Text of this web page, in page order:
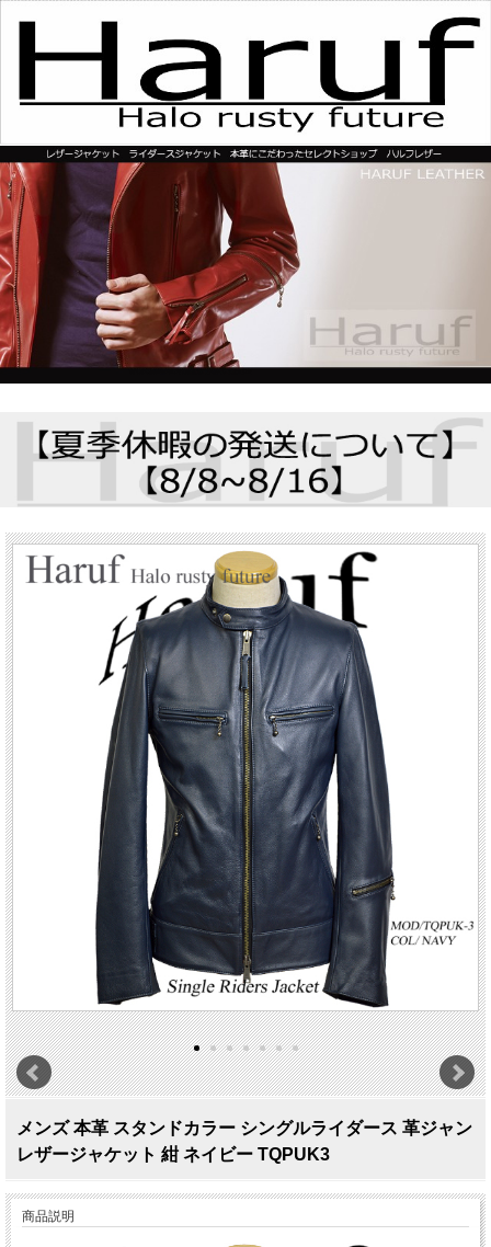
メンズ 本革 スタンドカラー シングルライダース 革ジャン
レザージャケット 紺 ネイビー TQPUK3
商品説明